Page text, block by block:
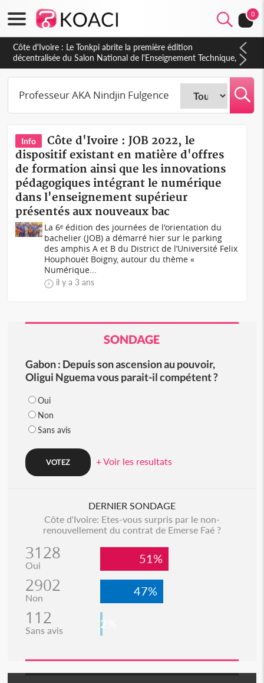
0
Côte d'Ivoire : Le Tonkpi abrite la première édition
décentralisée du Salon National de l'Enseignement Technique,
une belle opportunité pour la jeunesse
Info
Côte d'Ivoire : JOB 2022, le
dispositif existant en matière d'offres
de formation ainsi que les innovations
pédagogiques intégrant le numérique
dans l'enseignement supérieur
présentés aux nouveaux bac
La 6ᵉ édition des journées de l'orientation du
bachelier (JOB) a démarré hier sur le parking
des amphis A et B du District de l’Université Felix
Houphouët Boigny, autour du thème «
Numérique...
il y a 3 ans
SONDAGE
Gabon : Depuis son ascension au pouvoir,
Oligui Nguema vous parait-il compétent ?
Oui
Non
Sans avis
+ Voir les resultats
DERNIER SONDAGE
Côte d'Ivoire: Etes-vous surpris par le non-
renouvellement du contrat de Emerse Faé ?
3128
Oui 51%
2902
Non 47%
112
Sans avis 2%